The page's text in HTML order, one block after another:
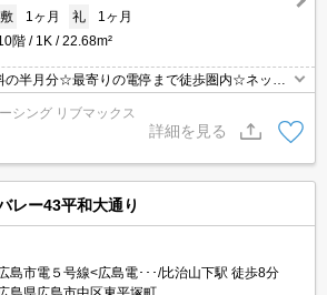
敷
1ヶ月 礼
1ヶ月
階
1K 22.68m²
半月分☆最寄りの電停まで徒歩圏内☆ネット
費節約☆TV付きインターホンでセキュリティ
別☆近隣のスーパーやコンビニまで徒歩圏内で
シング リブマックス
詳細を見る
レー43平和大通り
島市電５号線<広島電･･･/比治山下駅 徒歩8分